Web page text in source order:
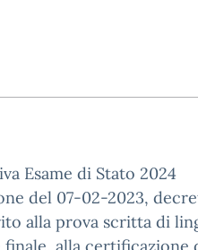
Esame di Stato 2024
del 07-02-2023,
alla prova scritta di